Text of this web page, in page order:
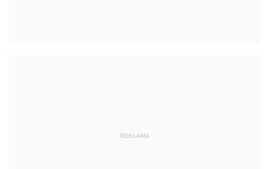
REKLAMA